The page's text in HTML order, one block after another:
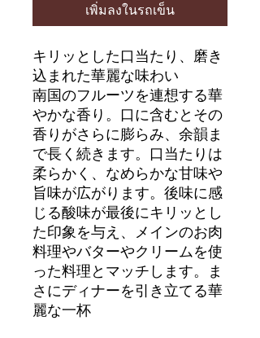
เพิ่มลงในรถเข็น
キリッとした口当たり、磨き
込まれた華麗な味わい
南国のフルーツを連想する華
やかな香り。口に含むとその
香りがさらに膨らみ、余韻ま
で長く続きます。口当たりは
柔らかく、なめらかな甘味や
旨味が広がります。後味に感
じる酸味が最後にキリッとし
た印象を与え、メインのお肉
料理やバターやクリームを使
った料理とマッチします。ま
さにディナーを引き立てる華
麗な一杯